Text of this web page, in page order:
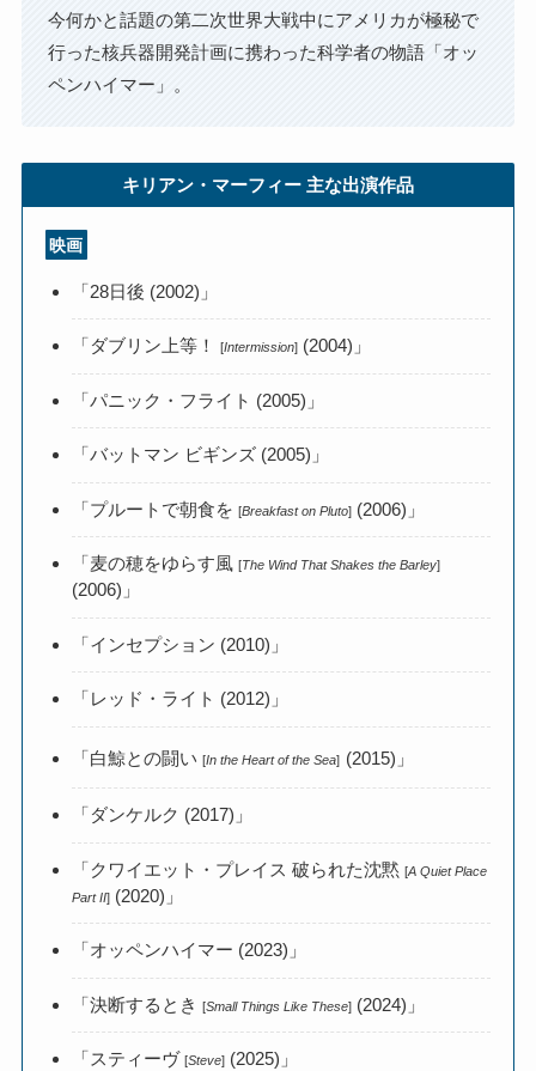
今何かと話題の第二次世界大戦中にアメリカが極秘で
行った核兵器開発計画に携わった科学者の物語「オッ
ペンハイマー」。
キリアン・マーフィー 主な出演作品
映画
「28日後 (2002)」
「ダブリン上等！[Intermission] (2004)」
「パニック・フライト (2005)」
「バットマン ビギンズ (2005)」
「プルートで朝食を[Breakfast on Pluto] (2006)」
「麦の穂をゆらす風[The Wind That Shakes the Barley]
(2006)」
「インセプション (2010)」
「レッド・ライト (2012)」
「白鯨との闘い[In the Heart of the Sea] (2015)」
「ダンケルク (2017)」
「クワイエット・プレイス 破られた沈黙[A Quiet Place
Part II] (2020)」
「オッペンハイマー (2023)」
「決断するとき[Small Things Like These] (2024)」
「スティーヴ[Steve] (2025)」